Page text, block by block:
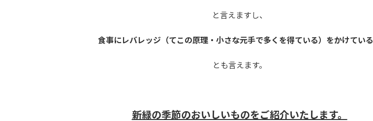
と言えますし、
食事にレバレッジ（てこの原理・小さな元手で多くを得ている）をかけている
とも言えます。
新緑の季節のおいしいものをご紹介いたします。